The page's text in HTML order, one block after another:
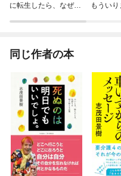
に転生したら、なぜか
もういり
同じ作者の本